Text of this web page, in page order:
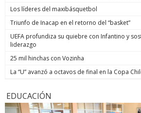
Los líderes del maxibásquetbol
Triunfo de Inacap en el retorno del “basket”
UEFA profundiza su quiebre con Infantino y
liderazgo
25 mil hinchas con Vozinha
La “U” avanzó a octavos de final en la Copa
EDUCACIÓN